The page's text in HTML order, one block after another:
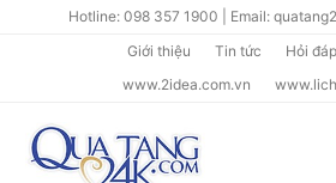
Hotline: 098 357 1900 | Email:
Giới thiệu
Tin tức Hỏi đáp
www.2idea.com.vn